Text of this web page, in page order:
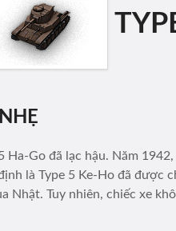
Ha-Go đã lạc hậu. Năm
là Type 5 Ke-Ho đã được
Nhật. Tuy nhiên, chiếc xe